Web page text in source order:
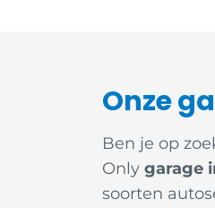
Onze
Ben je op
Onlygarage
soorten